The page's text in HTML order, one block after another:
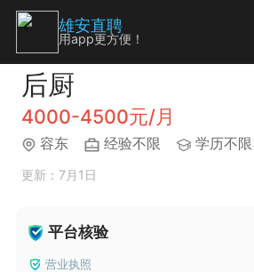
后厨
4000-4500元/月
容东 经验不限 学历不限
更新：7月1日
平台核验
营业执照
雄安直聘
用app更方便！